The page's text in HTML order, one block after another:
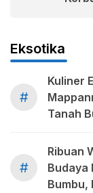
Eksotika
#
Kuliner
Tanah
#
Ribuan
Budaya
Bumbu,